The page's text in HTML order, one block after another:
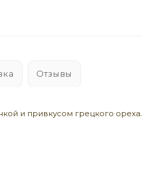
Отзывы
и привкусом грецкого ореха.